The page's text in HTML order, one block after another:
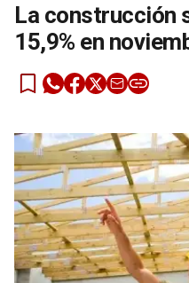
La construcción
15,9% en